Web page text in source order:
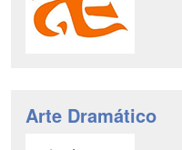
Arte Dramático